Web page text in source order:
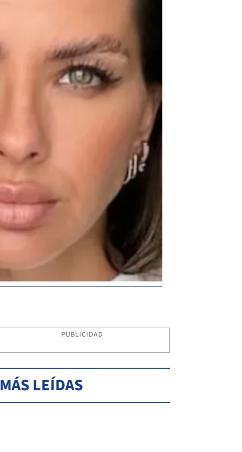
PUBLICIDAD
MÁS LEÍDAS